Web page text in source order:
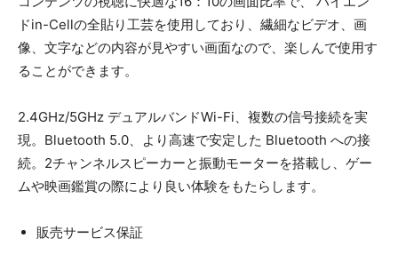
ドin-Cellの全貼り工芸を使用しており、繊細なビデオ、画
像、文字などの内容が見やすい画面なので、楽しんで使用す
ることができます。
2.4GHz/5GHz デュアルバンドWi-Fi、複数の信号接続を実
現。Bluetooth 5.0、より高速で安定した Bluetooth への接
続。2チャンネルスピーカーと振動モーターを搭載し、ゲー
ムや映画鑑賞の際により良い体験をもたらします。
販売サービス保証